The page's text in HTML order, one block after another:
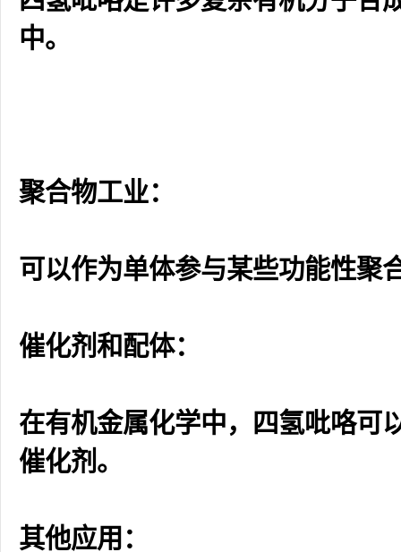
中。
聚合物工业：
可以作为单体参与某些功能性聚
催化剂和配体：
在有机金属化学中，四氢吡咯可
催化剂。
其他应用：